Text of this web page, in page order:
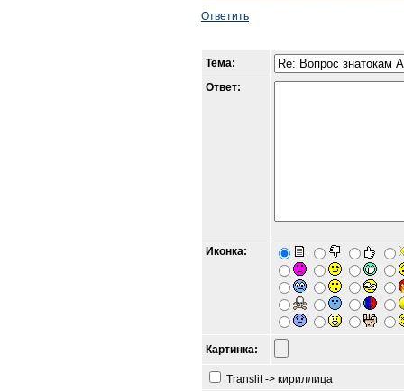
Ответить
Тема:
Ответ:
Иконка:
Картинка:
Translit -> кириллица